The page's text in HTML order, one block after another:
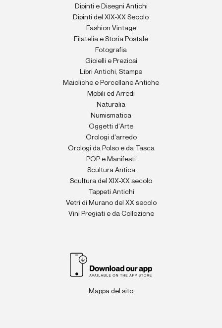
Dipinti e Disegni Antichi
Dipinti del XIX-XX Secolo
Fashion Vintage
Filatelia e Storia Postale
Fotografia
Gioielli e Preziosi
Libri Antichi, Stampe
Maioliche e Porcellane Antiche
Mobili ed Arredi
Naturalia
Numismatica
Oggetti d'Arte
Orologi d'arredo
Orologi da Polso e da Tasca
POP e Manifesti
Scultura Antica
Scultura del XIX-XX secolo
Tappeti Antichi
Vetri di Murano del XX secolo
Vini Pregiati e da Collezione
Mappa del sito